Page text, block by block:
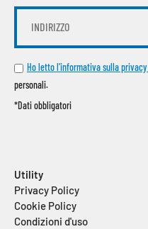
Ho letto l'informativa sulla privacy
personali.
*Dati obbligatori
Utility
Privacy Policy
Cookie Policy
Condizioni d'uso